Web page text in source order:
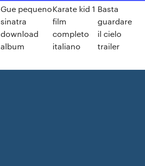
Gue pequeno
sinatra
download
album
Karate kid 1
film
completo
italiano
Basta
guardare
il cielo
trailer